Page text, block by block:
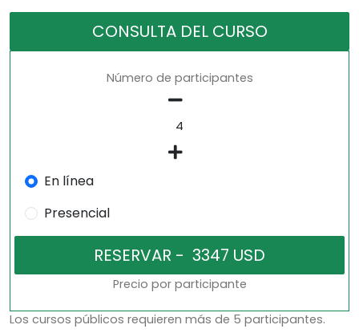
CONSULTA DEL CURSO
Número de participantes
En línea
Presencial
Precio por participante
Los cursos públicos requieren más de 5 participantes.